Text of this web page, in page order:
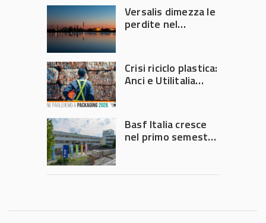
Versalis dimezza le
perdite nel
Crisi riciclo plastica:
Anci e Utilitalia
Governo
Basf Italia cresce
nel primo semestre